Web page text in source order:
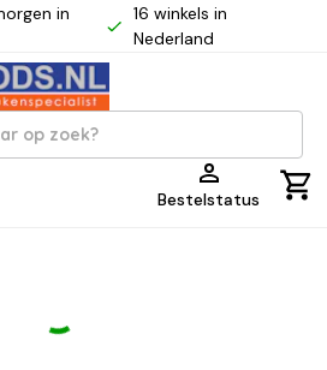
in
16 winkels in
Nederland
Bestelstatus